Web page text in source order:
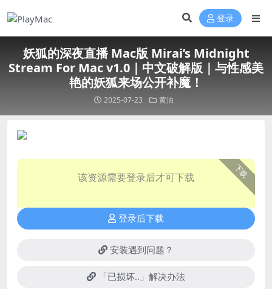
登录
妖狐的深夜直播 Mac版 Mirai’s Midnight
Stream For Mac v1.0｜中文破解版｜与性感美
艳的妖狐来场公开补魔！
2025-07-23 黄油
下载
该资源需要登录后才可下载
登录后下载
安装遇到问题？
「已损坏..」解决办法